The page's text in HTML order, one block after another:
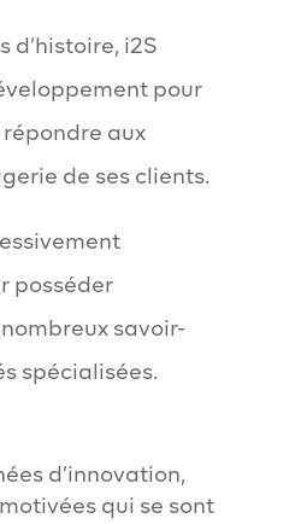
d’histoire, i2S
pour
aux
de ses clients.
posséder
savoir-
spécialisées.
d’innovation,
qui se sont